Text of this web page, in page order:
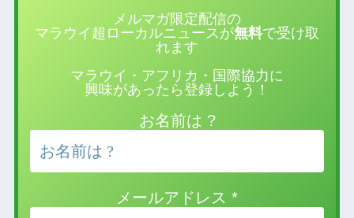
メルマガ限定配信の
マラウイ超ローカルニュースが無料で受け取
れます
マラウイ・アフリカ・国際協力に
興味があったら登録しよう！
お名前は ?
メールアドレス *